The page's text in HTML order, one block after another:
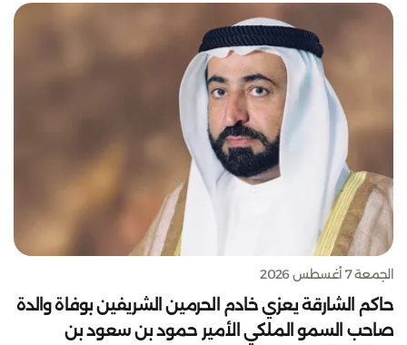
الجمعة 7 أغسطس 2026
حاكم الشارقة يعزي خادم الحرمين الشريفين بوفاة والدة
صاحب السمو الملكي الأمير حمود بن سعود بن